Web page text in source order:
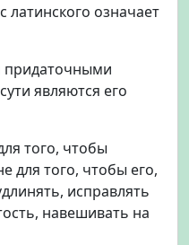
латинского означает
придаточными
являются его
того, чтобы
для того, чтобы его,
исправлять
навешивать на